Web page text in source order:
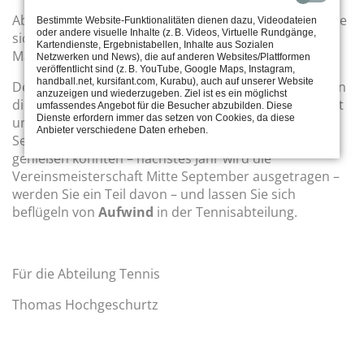
Aber Tennis kennt kein Unentschieden und so sicherte
sich Sebastian sein 3. Vereinsmeister-Krönchen und
Matthias wurde zum Sieger der Herren40.
Der eigentliche Sieger der Vereinsmeisterschaft waren
die vielen Mitglieder, die bei Kaffee, Kuchen, Grillwurst
und passenden Getränken den letzten Sonnentag im
September auf der Terrasse der Tennisanlage
genießen konnten – nächstes Jahr wird die
Vereinsmeisterschaft Mitte September ausgetragen –
werden Sie ein Teil davon – und lassen Sie sich
beflügeln von Aufwind in der Tennisabteilung.
Für die Abteilung Tennis
Thomas Hochgeschurtz
Bestimmte Website-Funktionalitäten dienen dazu, Videodateien
oder andere visuelle Inhalte (z. B. Videos, Virtuelle Rundgänge,
Kartendienste, Ergebnistabellen, Inhalte aus Sozialen
Netzwerken und News), die auf anderen Websites/Plattformen
veröffentlicht sind (z. B. YouTube, Google Maps, Instagram,
handball.net, kursifant.com, Kurabu), auch auf unserer Website
anzuzeigen und wiederzugeben. Ziel ist es ein möglichst
umfassendes Angebot für die Besucher abzubilden. Diese
Dienste erfordern immer das setzen von Cookies, da diese
Anbieter verschiedene Daten erheben.